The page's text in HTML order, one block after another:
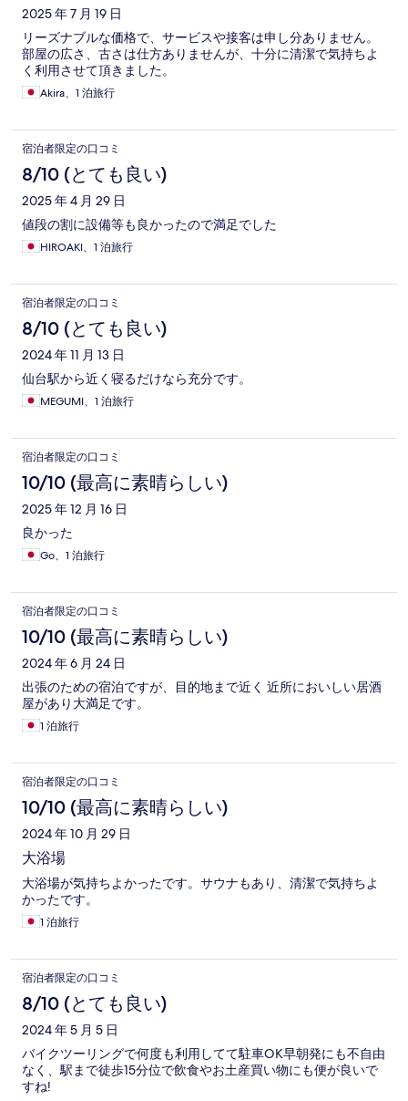
2025 年 7 月 19 日
リーズナブルな価格で、サービスや接客は申し分ありません。
部屋の広さ、古さは仕方ありませんが、十分に清潔で気持ちよ
く利用させて頂きました。
Akira、1 泊旅行
宿泊者限定の口コミ
8/10 (とても良い)
2025 年 4 月 29 日
値段の割に設備等も良かったので満足でした
HIROAKI、1 泊旅行
宿泊者限定の口コミ
8/10 (とても良い)
2024 年 11 月 13 日
仙台駅から近く寝るだけなら充分です。
MEGUMI、1 泊旅行
宿泊者限定の口コミ
10/10 (最高に素晴らしい)
2025 年 12 月 16 日
良かった
Go、1 泊旅行
宿泊者限定の口コミ
10/10 (最高に素晴らしい)
2024 年 6 月 24 日
出張のための宿泊ですが、目的地まで近く 近所においしい居酒
屋があり大満足です。
1 泊旅行
宿泊者限定の口コミ
10/10 (最高に素晴らしい)
2024 年 10 月 29 日
大浴場
大浴場が気持ちよかったです。サウナもあり、清潔で気持ちよ
かったです。
1 泊旅行
宿泊者限定の口コミ
8/10 (とても良い)
2024 年 5 月 5 日
バイクツーリングで何度も利用してて駐車OK早朝発にも不自由
なく、駅まで徒歩15分位で飲食やお土産買い物にも便が良いで
すね!